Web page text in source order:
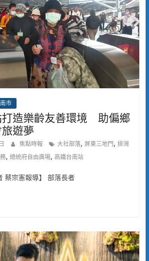
市
打造樂齡友善環境 助偏鄉
遊夢
焦點時報 大社部落, 屏東三地門, 排灣
, 總統府自由廣場, 高鐵台南站
蔡宗憲報導】 部落長者